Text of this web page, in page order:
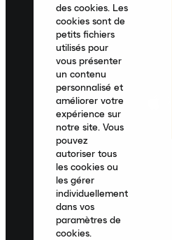
France|Français
des cookies. Les
cookies sont de
petits fichiers
utilisés pour
vous présenter
un contenu
personnalisé et
améliorer votre
expérience sur
notre site. Vous
pouvez
autoriser tous
les cookies ou
les gérer
individuellement
dans vos
paramètres de
cookies.